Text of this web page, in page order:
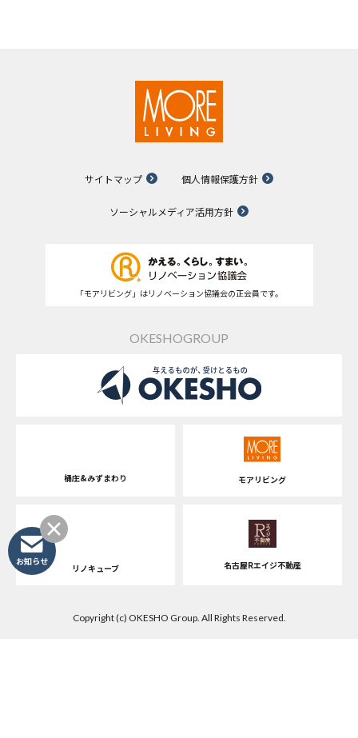
サイトマップ 個人情報保護方針
ソーシャルメディア活用方針
「モアリビング」はリノベーション協議会の正会員です。
OKESHOGROUP
桶庄&みずまわり モアリビング
リノキューブ 名古屋Rエイジ不動産
Copyright (c) OKESHO Group. All Rights Reserved.
お知らせ